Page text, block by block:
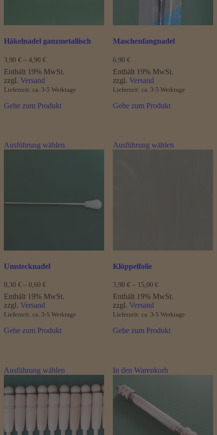
werden
Häkelnadel ganzmetallisch
3,90 € – 4,90 €Preisspanne:
bis
Enthält 19% MwSt.
zzgl. Versand
Lieferzeit: ca. 3-5 Werktage
Gehe zum Produkt
Maschenfangnadel
6,90 €
Enthält 19% MwSt.
zzgl. Versand
Lieferzeit: ca. 3-5 Werktage
Gehe zum Produkt
Ausführung wählenProdukt
können
werden
Umstecknadel
0,30 € – 0,60 €Preisspanne:
0,30 €
bis
Enthält 19% MwSt.
zzgl. Versand
Lieferzeit: ca. 3-5 Werktage
Gehe zum Produkt
Ausführung wählenProdukt
werden
Klöppelfolie
3,90 € – 15,00 €Preisspanne:
3,90 €
bis
Enthält 19% MwSt.
zzgl. Versand
Lieferzeit: ca. 3-5 Werktage
Gehe zum Produkt
Ausführung wählenProdukt
mehrere
Varianten
auf.
Die
Optionen
können
In den Warenkorb